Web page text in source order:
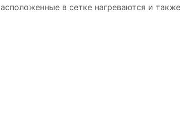
в сетке нагреваются и